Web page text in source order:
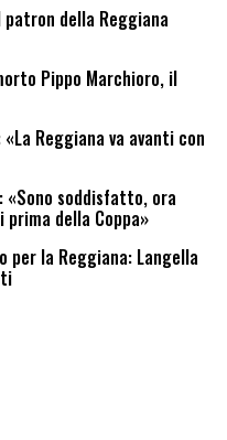
patron della Reggiana
Pippo Marchioro, il
Reggiana va avanti con
«Sono soddisfatto, ora
della Coppa»
per la Reggiana: Langella